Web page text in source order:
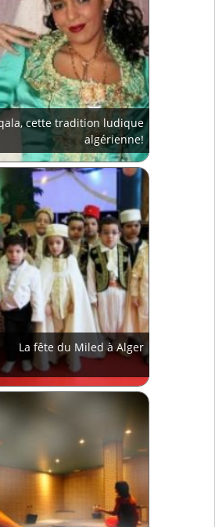
cette tradition ludique
algérienne!
La fête du Miled à Alger